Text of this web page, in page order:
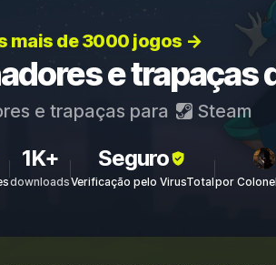
mais de 3000 jogos →
e trapaças
e trapaças para Steam
1K+
downloads
Seguro
Verificação pelo VirusTotalpor